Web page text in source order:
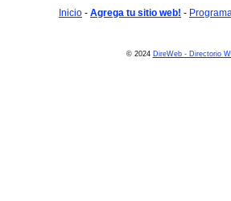
Inicio - Agrega tu sitio web! -
© 2024 DireWeb - Directorio